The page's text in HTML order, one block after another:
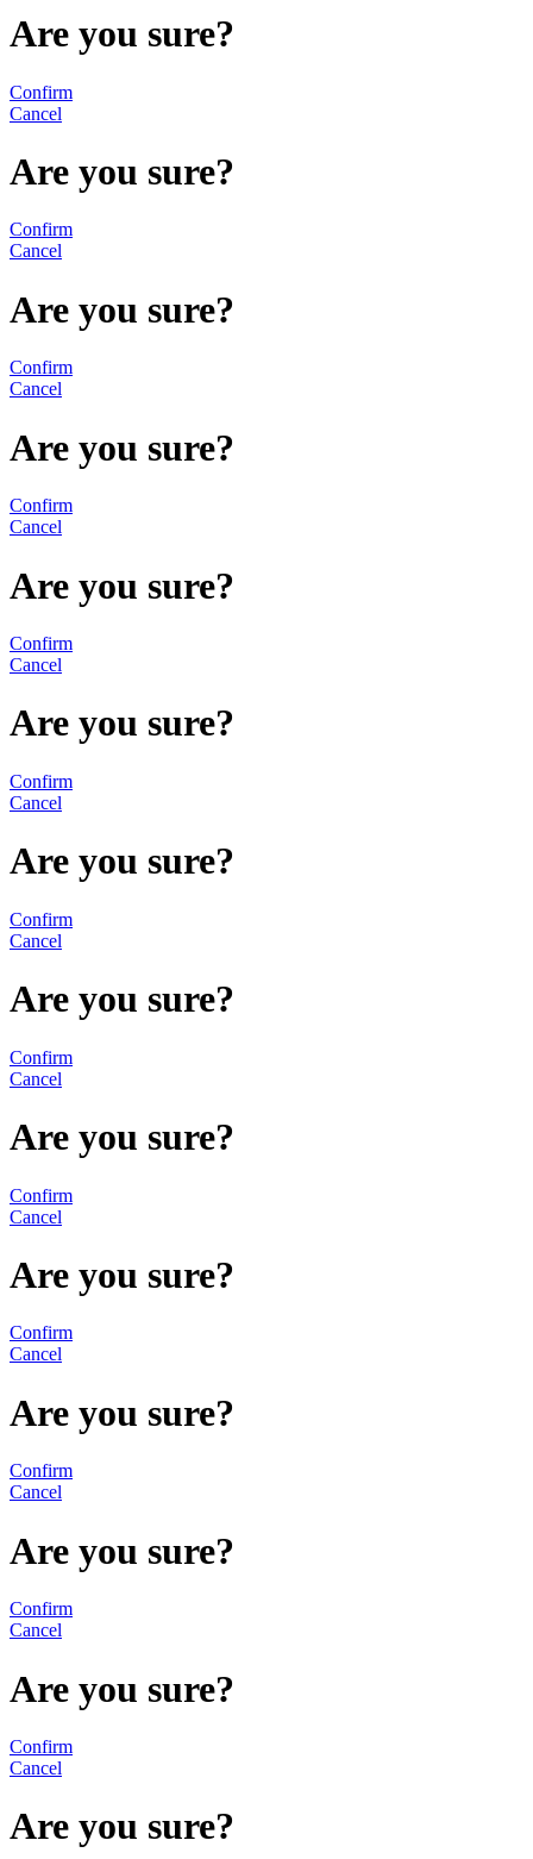
Are you sure?
Confirm
Cancel
Are you sure?
Confirm
Cancel
Are you sure?
Confirm
Cancel
Are you sure?
Confirm
Cancel
Are you sure?
Confirm
Cancel
Are you sure?
Confirm
Cancel
Are you sure?
Confirm
Cancel
Are you sure?
Confirm
Cancel
Are you sure?
Confirm
Cancel
Are you sure?
Confirm
Cancel
Are you sure?
Confirm
Cancel
Are you sure?
Confirm
Cancel
Are you sure?
Confirm
Cancel
Are you sure?